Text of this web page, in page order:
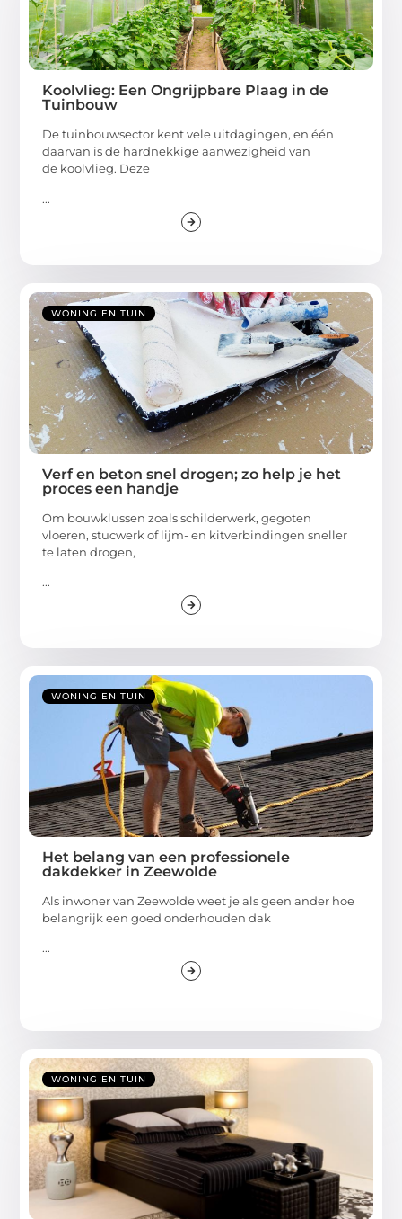
Koolvlieg: Een Ongrijpbare Plaag in de
Tuinbouw
De tuinbouwsector kent vele uitdagingen, en één
daarvan is de hardnekkige aanwezigheid van
de koolvlieg. Deze
...
WONING EN TUIN
Verf en beton snel drogen; zo help je het
proces een handje
Om bouwklussen zoals schilderwerk, gegoten
vloeren, stucwerk of lijm- en kitverbindingen sneller
te laten drogen,
...
WONING EN TUIN
Het belang van een professionele
dakdekker in Zeewolde
Als inwoner van Zeewolde weet je als geen ander hoe
belangrijk een goed onderhouden dak
...
WONING EN TUIN